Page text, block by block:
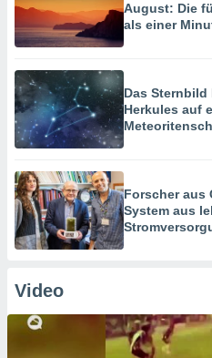
August: Die
als einer
Das Sternbild
Herkules auf
Forscher aus
System aus
Video